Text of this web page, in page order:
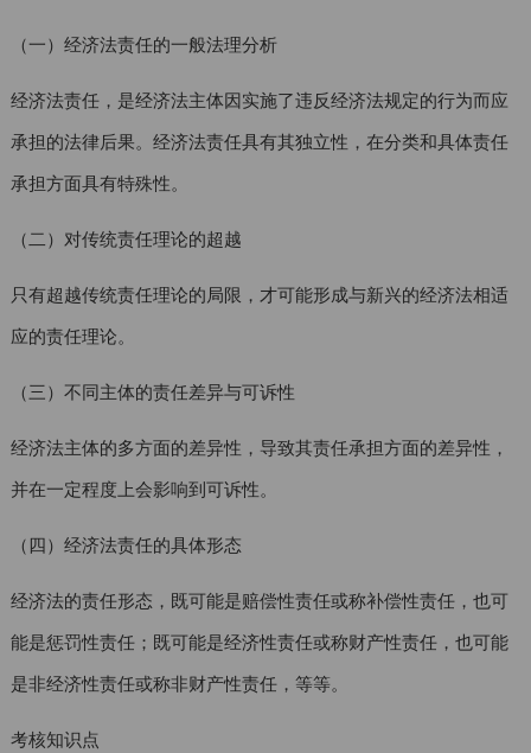
（一）经济法责任的一般法理分析
经济法责任，是经济法主体因实施了违反经济法规定的行为而应
承担的法律后果。经济法责任具有其独立性，在分类和具体责任
承担方面具有特殊性。
（二）对传统责任理论的超越
只有超越传统责任理论的局限，才可能形成与新兴的经济法相适
应的责任理论。
（三）不同主体的责任差异与可诉性
经济法主体的多方面的差异性，导致其责任承担方面的差异性，
并在一定程度上会影响到可诉性。
（四）经济法责任的具体形态
经济法的责任形态，既可能是赔偿性责任或称补偿性责任，也可
能是惩罚性责任；既可能是经济性责任或称财产性责任，也可能
是非经济性责任或称非财产性责任，等等。
考核知识点